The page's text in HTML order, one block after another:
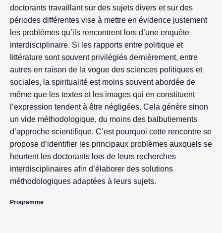
doctorants travaillant sur des sujets divers et sur des
périodes différentes vise à mettre en évidence justement
les problèmes qu’ils rencontrent lors d’une enquête
interdisciplinaire. Si les rapports entre politique et
littérature sont souvent privilégiés dernièrement, entre
autres en raison de la vogue des sciences politiques et
sociales, la spiritualité est moins souvent abordée de
même que les textes et les images qui en constituent
l’expression tendent à être négligées. Cela génère sinon
un vide méthodologique, du moins des balbutiements
d’approche scientifique. C’est pourquoi cette rencontre se
propose d’identifier les principaux problèmes auxquels se
heurtent les doctorants lors de leurs recherches
interdisciplinaires afin d’élaborer des solutions
méthodologiques adaptées à leurs sujets.
Programme